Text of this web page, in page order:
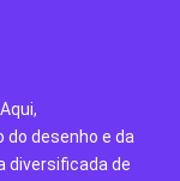
desenho e da
diversificada de